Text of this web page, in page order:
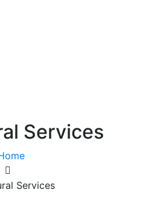
Services
Services